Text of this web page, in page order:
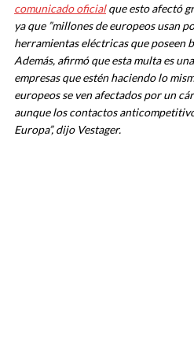
comunicado oficialque esto afectó
ya que ”millones de europeos usan
herramientas eléctricas que poseen
Además, afirmó que esta multa es
empresas que estén haciendo lo
europeos se ven afectados por un
aunque los contactos
Europa”, dijo Vestager.